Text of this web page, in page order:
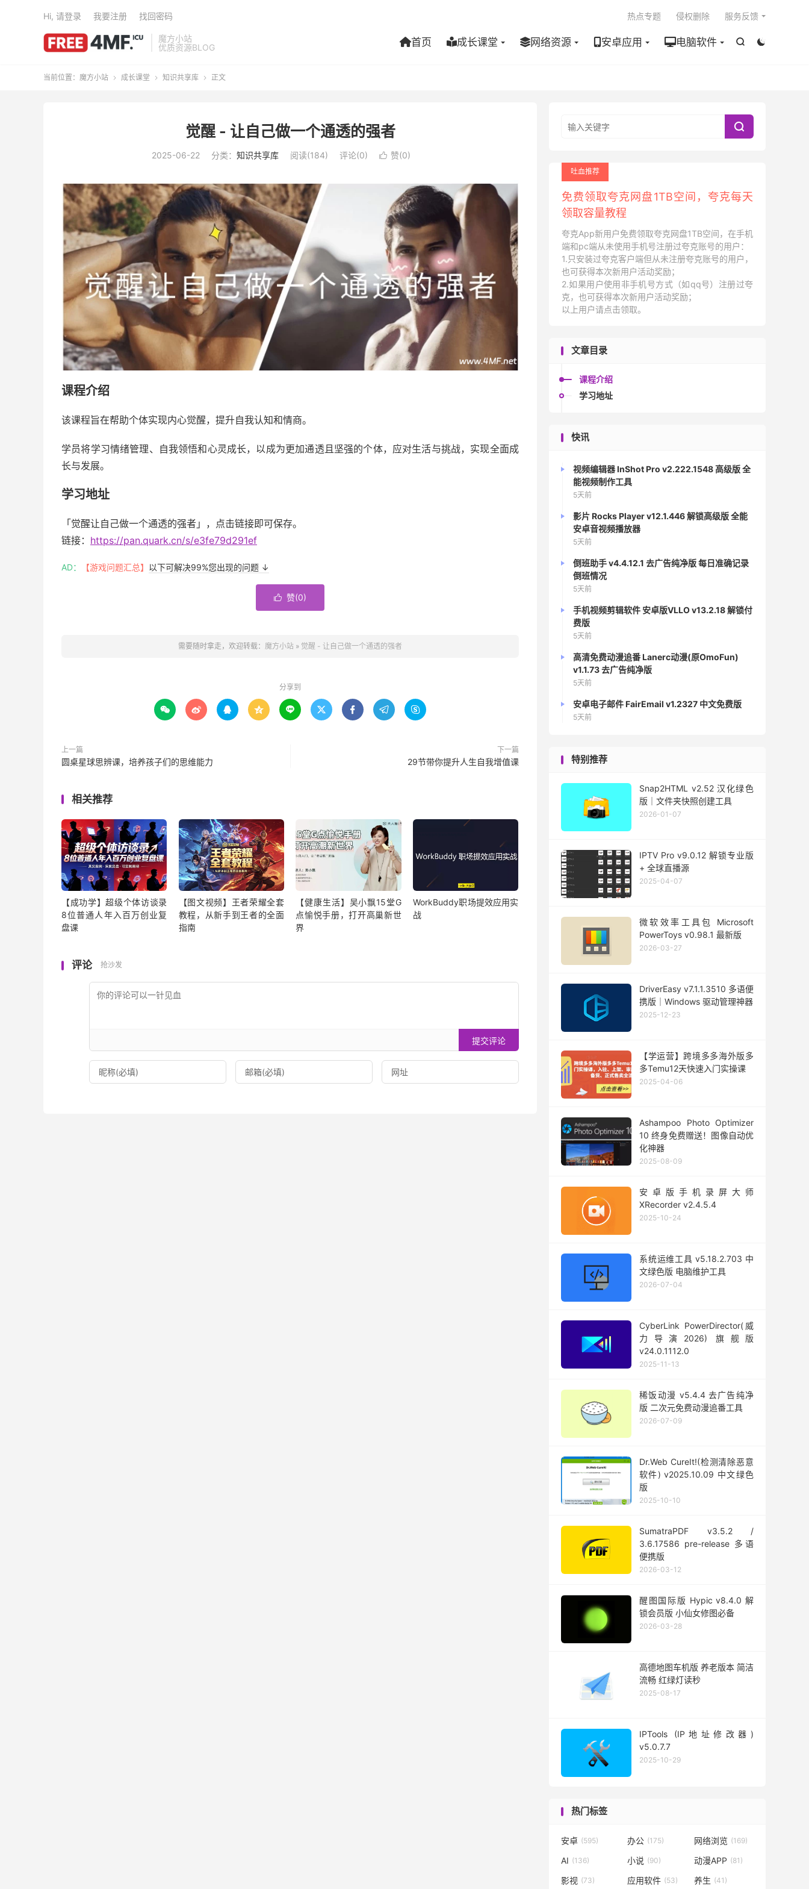
魔方小站
优质资源BLOG


首页 成长课堂 网络资源 安卓应用 电脑软件
热点专题 侵权删除 服务反馈
Hi, 请登录 我要注册 找回密码
当前位置： 魔方小站  成长课堂  知识共享库  正文
觉醒 - 让自己做一个通透的强者
2025-06-22 分类： 知识共享库 阅读(184) 评论(0)  赞(0)
课程介绍
该课程旨在帮助个体实现内心觉醒，提升自我认知和情商。
学员将学习情绪管理、自我领悟和心灵成长，以成为更加通透且坚强的个体，应对生活与挑战，实现全面成
长与发展。
学习地址
「觉醒让自己做一个通透的强者」，点击链接即可保存。
链接： https://pan.quark.cn/s/e3fe79d291ef
AD： 【游戏问题汇总】 以下可解决99%您出现的问题 ↓
 赞(0)
需要随时拿走，欢迎转载： 魔方小站 » 觉醒 - 让自己做一个通透的强者
分享到
        
上一篇
圆桌星球思辨课，培养孩子们的思维能力
下一篇
29节带你提升人生自我增值课
相关推荐
【成功学】超级个体访谈录
8位普通人年入百万创业复
盘课
【图文视频】王者荣耀全套
教程，从新手到王者的全面
指南
【健康生活】吴小飘15堂G
点愉悦手册，打开高巢新世
界
WorkBuddy职场提效应用实
战
评论 抢沙发
提交评论

吐血推荐
免费领取夸克网盘1TB空间，夸克每天
领取容量教程
夸克App新用户免费领取夸克网盘1TB空间，在手机
端和pc端从未使用手机号注册过夸克账号的用户：
1.只安装过夸克客户端但从未注册夸克账号的用户，
也可获得本次新用户活动奖励；
2.如果用户使用非手机号方式（如qq号）注册过夸
克，也可获得本次新用户活动奖励；
以上用户请点击领取。
文章目录
课程介绍
学习地址
快讯
视频编辑器 InShot Pro v2.222.1548 高级版 全
能视频制作工具
5天前
影片 Rocks Player v12.1.446 解锁高级版 全能
安卓音视频播放器
5天前
倒班助手 v4.4.12.1 去广告纯净版 每日准确记录
倒班情况
5天前
手机视频剪辑软件 安卓版VLLO v13.2.18 解锁付
费版
5天前
高清免费动漫追番 Lanerc动漫(原OmoFun)
v1.1.73 去广告纯净版
5天前
安卓电子邮件 FairEmail v1.2327 中文免费版
5天前
特别推荐
Snap2HTML v2.52 汉化绿色
版｜文件夹快照创建工具
2026-01-07
IPTV Pro v9.0.12 解锁专业版
+ 全球直播源
2025-04-07
微软效率工具包 Microsoft
PowerToys v0.98.1 最新版
2026-03-27
DriverEasy v7.1.1.3510 多语便
携版｜Windows 驱动管理神器
2025-12-23
【学运营】跨境多多海外版多
多Temu12天快速入门实操课
2025-04-06
Ashampoo Photo Optimizer
10 终身免费赠送！图像自动优
化神器
2025-08-09
安卓版手机录屏大师
XRecorder v2.4.5.4
2025-10-24
系统运维工具 v5.18.2.703 中
文绿色版 电脑维护工具
2026-07-04
CyberLink PowerDirector(威
力导演2026) 旗舰版
v24.0.1112.0
2025-11-13
稀饭动漫 v5.4.4 去广告纯净
版 二次元免费动漫追番工具
2026-07-09
Dr.Web CureIt!(检测清除恶意
软件) v2025.10.09 中文绿色
版
2025-10-10
SumatraPDF v3.5.2 /
3.6.17586 pre-release 多语
便携版
2026-03-12
醒图国际版 Hypic v8.4.0 解
锁会员版 小仙女修图必备
2026-03-28
高德地图车机版 养老版本 简洁
流畅 红绿灯读秒
2025-08-17
IPTools (IP地址修改器)
v5.0.7.7
2025-10-29
热门标签
安卓 (595) 办公 (175) 网络浏览 (169)
AI (136) 小说 (90) 动漫APP (81)
影视 (73) 应用软件 (53) 养生 (41)